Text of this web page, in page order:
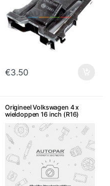
€3.50
Origineel Volkswagen 4 x
wieldoppen 16 inch (R16)